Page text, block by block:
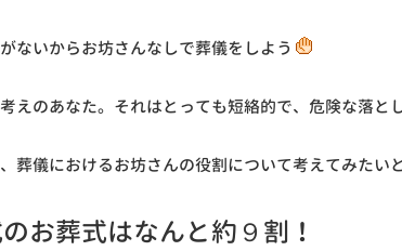
ないからお坊さんなしで葬儀をしよう
えのあなた。それはとっても短絡的で、危険な落と
葬儀におけるお坊さんの役割について考えてみたい
お葬式はなんと約９割！